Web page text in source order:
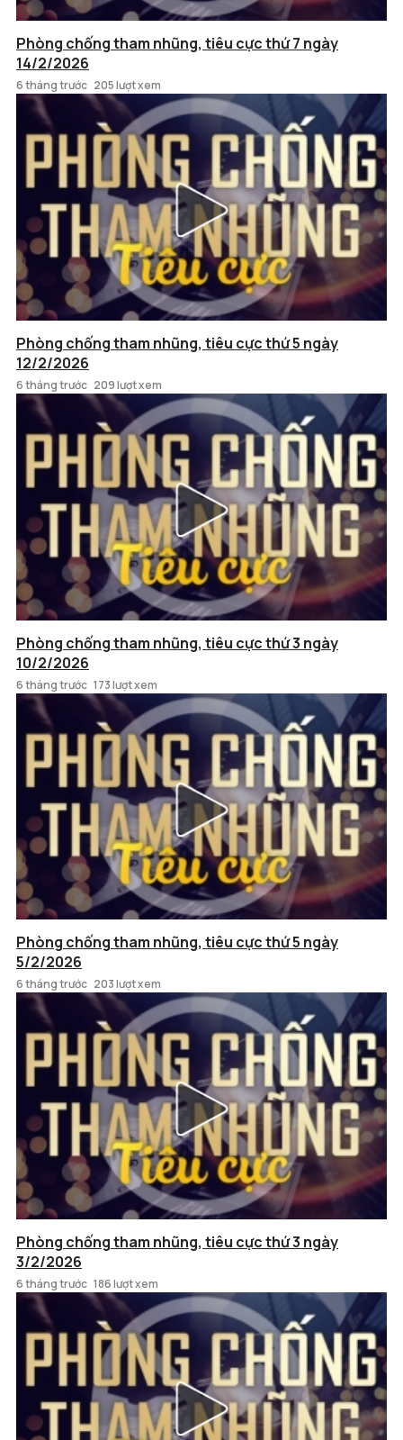
Phòng chống tham nhũng, tiêu cực thứ 7 ngày
14/2/2026
6 tháng trước 205 lượt xem
Phòng chống tham nhũng, tiêu cực thứ 5 ngày
12/2/2026
6 tháng trước 209 lượt xem
Phòng chống tham nhũng, tiêu cực thứ 3 ngày
10/2/2026
6 tháng trước 173 lượt xem
Phòng chống tham nhũng, tiêu cực thứ 5 ngày
5/2/2026
6 tháng trước 203 lượt xem
Phòng chống tham nhũng, tiêu cực thứ 3 ngày
3/2/2026
6 tháng trước 186 lượt xem